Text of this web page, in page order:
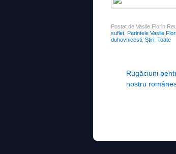
Postat de Vasile Florin
suflet Parintele Vasile
duhovnicesti Ştiri Toate
Post navigation
Rugăciuni
nostru